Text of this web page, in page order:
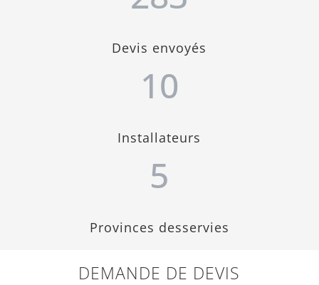
Devis envoyés
10
Installateurs
5
Provinces desservies
DEMANDE DE DEVIS